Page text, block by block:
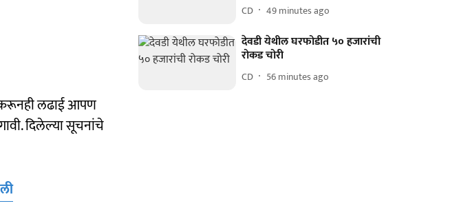
करूनही लढाई आपण
दिलेल्या सूचनांचे
CD 49 minutes ago
देवडी येथील घरफोडीत ५० हजारांची
रोकड चोरी
CD 56 minutes ago